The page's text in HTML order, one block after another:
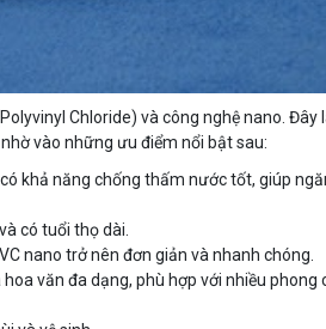
Chloride) và công nghệ nano. Đây
vào những ưu điểm nổi bật sau:
khả năng chống thấm nước tốt, giúp
có tuổi thọ dài.
nano trở nên đơn giản và nhanh chóng.
văn đa dạng, phù hợp với nhiều phong